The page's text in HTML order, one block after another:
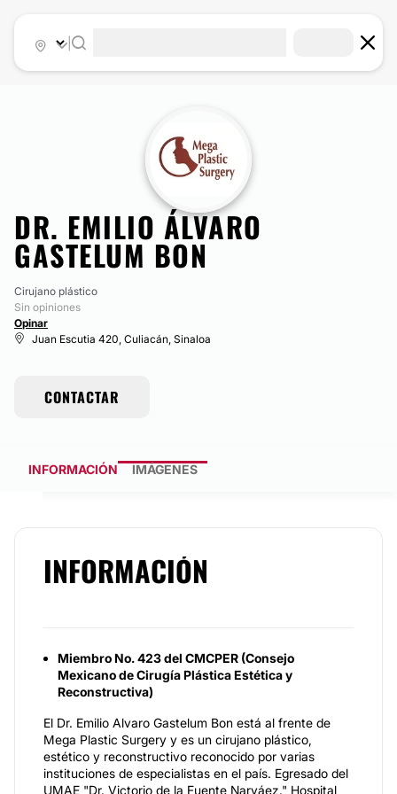
DR. EMILIO ÁLVARO
GASTELUM BON
Cirujano plástico
Sin opiniones
Opinar
Juan Escutia 420, Culiacán, Sinaloa
CONTACTAR
INFORMACIÓN IMÁGENES
INFORMACIÓN
Miembro No. 423 del CMCPER (Consejo
Mexicano de Cirugía Plástica Estética y
Reconstructiva)
El Dr. Emilio Alvaro Gastelum Bon está al frente de
Mega Plastic Surgery y es un cirujano plástico,
estético y reconstructivo reconocido por varias
instituciones de especialistas en el país. Egresado del
UMAE "Dr. Victorio de la Fuente Narváez." Hospital